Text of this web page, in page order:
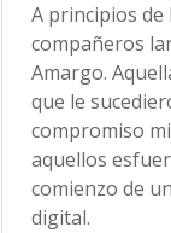
A principios de
compañeros
Amargo.
que le
compromiso
aquellos
comienzo de
digital.